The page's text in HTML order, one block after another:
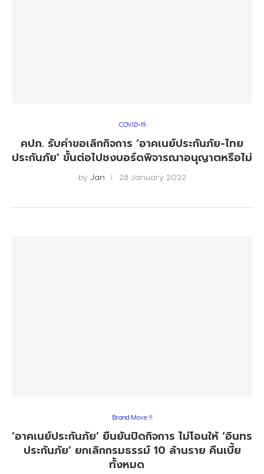
COVID-19
คปภ. รับคำขอเลิกกิจการ ‘อาคเนย์ประกันภัย-ไทย
ประกันภัย’ ขั้นต่อไปชงบอร์ดพิจารณาอนุญาตหรือไม่
by Jan 28 January 2022
Brand Move !!
‘อาคเนย์ประกันภัย’ ยืนยันปิดกิจการ ไม่โอนให้ ‘อินทร
ประกันภัย’ ยกเลิกกรมธรรม์ 10 ล้านราย คืนเบี้ย
ทั้งหมด